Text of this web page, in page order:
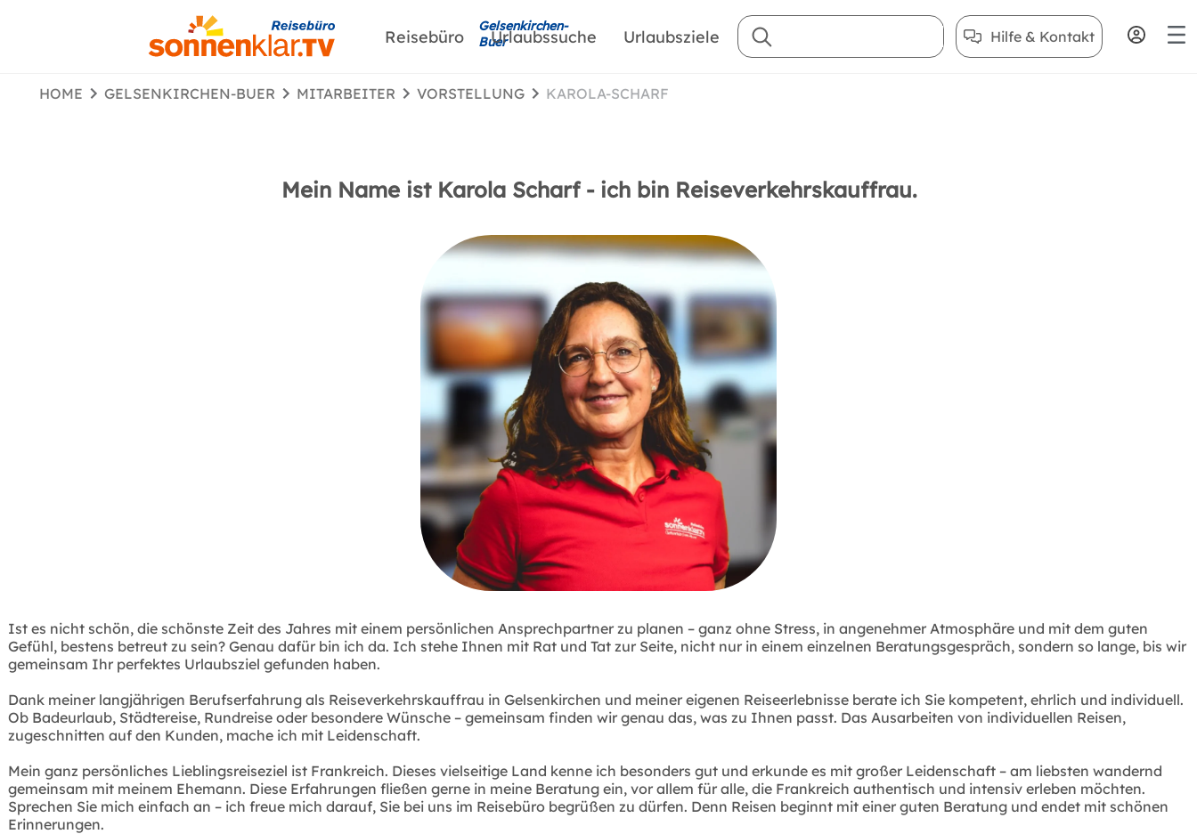
Gelsenkirchen-
Buer
Reisebüro Urlaubssuche Urlaubsziele Hilfe & Kontakt
HOME GELSENKIRCHEN-BUER MITARBEITER VORSTELLUNG KAROLA-SCHARF
Mein Name ist Karola Scharf - ich bin Reiseverkehrskauffrau.
Ist es nicht schön, die schönste Zeit des Jahres mit einem persönlichen Ansprechpartner zu planen – ganz ohne Stress, in angenehmer Atmosphäre und mit dem guten
Gefühl, bestens betreut zu sein? Genau dafür bin ich da. Ich stehe Ihnen mit Rat und Tat zur Seite, nicht nur in einem einzelnen Beratungsgespräch, sondern so lange, bis wir
gemeinsam Ihr perfektes Urlaubsziel gefunden haben.
Dank meiner langjährigen Berufserfahrung als Reiseverkehrskauffrau in Gelsenkirchen und meiner eigenen Reiseerlebnisse berate ich Sie kompetent, ehrlich und individuell.
Ob Badeurlaub, Städtereise, Rundreise oder besondere Wünsche – gemeinsam finden wir genau das, was zu Ihnen passt. Das Ausarbeiten von individuellen Reisen,
zugeschnitten auf den Kunden, mache ich mit Leidenschaft.
Mein ganz persönliches Lieblingsreiseziel ist Frankreich. Dieses vielseitige Land kenne ich besonders gut und erkunde es mit großer Leidenschaft – am liebsten wandernd
gemeinsam mit meinem Ehemann. Diese Erfahrungen fließen gerne in meine Beratung ein, vor allem für alle, die Frankreich authentisch und intensiv erleben möchten.
Sprechen Sie mich einfach an – ich freue mich darauf, Sie bei uns im Reisebüro begrüßen zu dürfen. Denn Reisen beginnt mit einer guten Beratung und endet mit schönen
Erinnerungen.